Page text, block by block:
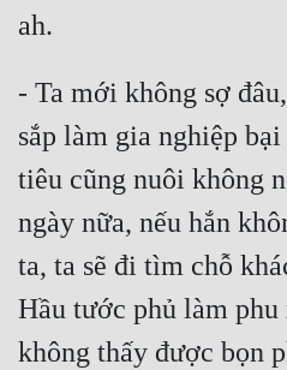
Cung Đấu
Cạnh Kỹ
Cổ Tiên Hiệp
Cổ Đại
Du Hí
Dã Sử
ah.
- Ta mới không sợ
sắp làm gia nghiệp
tiêu cũng nuôi không
ngày nữa, nếu hắn
ta, ta sẽ đi tìm chỗ
Hầu tước phủ làm
không thấy được bọn